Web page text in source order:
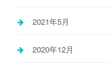
2021年5月
2020年12月